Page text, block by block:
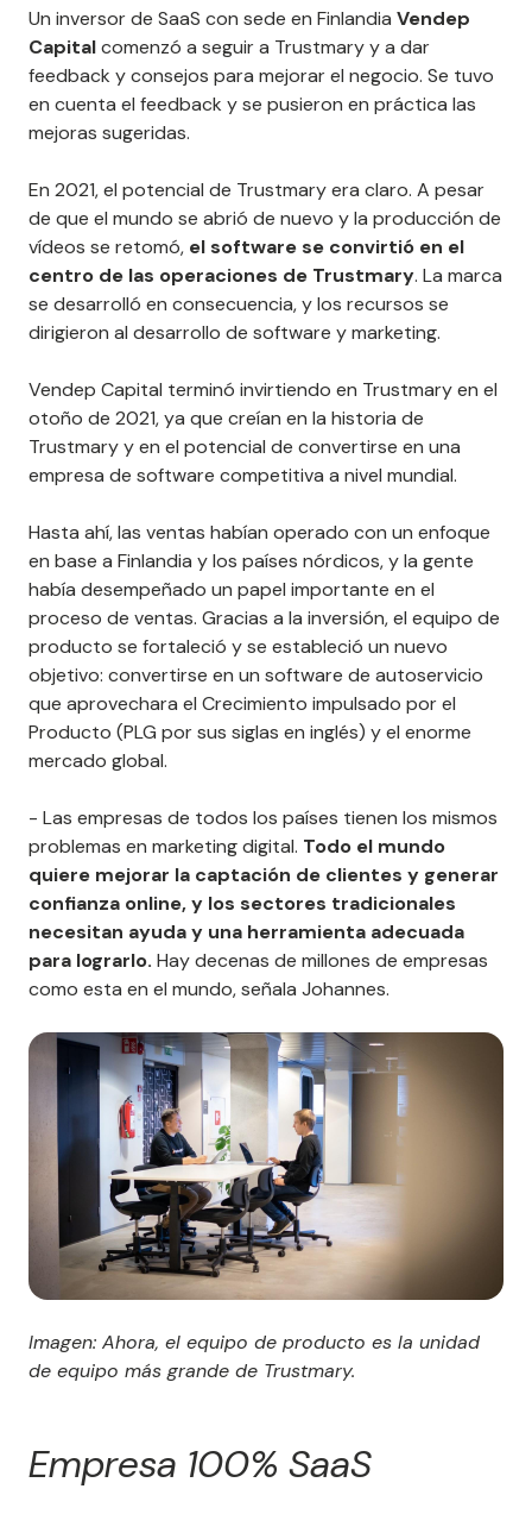
Un inversor de SaaS con sede en Finlandia Vendep
Capitalcomenzó a seguir a Trustmary y a dar
feedback y consejos para mejorar el negocio. Se tuvo
en cuenta el feedback y se pusieron en práctica las
mejoras sugeridas.
En 2021, el potencial de Trustmary era claro. A pesar
de que el mundo se abrió de nuevo y la producción de
vídeos se retomó, el software se convirtió en el
centro de las operaciones de Trustmary. La marca
se desarrolló en consecuencia, y los recursos se
dirigieron al desarrollo de software y marketing.
Vendep Capital terminó invirtiendo en Trustmary en el
otoño de 2021, ya que creían en la historia de
Trustmary y en el potencial de convertirse en una
empresa de software competitiva a nivel mundial.
Hasta ahí, las ventas habían operado con un enfoque
en base a Finlandia y los países nórdicos, y la gente
había desempeñado un papel importante en el
proceso de ventas. Gracias a la inversión, el equipo de
producto se fortaleció y se estableció un nuevo
objetivo: convertirse en un software de autoservicio
que aprovechara el Crecimiento impulsado por el
Producto (PLG por sus siglas en inglés) y el enorme
mercado global.
- Las empresas de todos los países tienen los mismos
problemas en marketing digital. Todo el mundo
quiere mejorar la captación de clientes y generar
confianza online, y los sectores tradicionales
necesitan ayuda y una herramienta adecuada
para lograrlo. Hay decenas de millones de empresas
como esta en el mundo, señala Johannes.
Imagen: Ahora, el equipo de producto es la unidad
de equipo más grande de Trustmary.
Empresa 100% SaaS